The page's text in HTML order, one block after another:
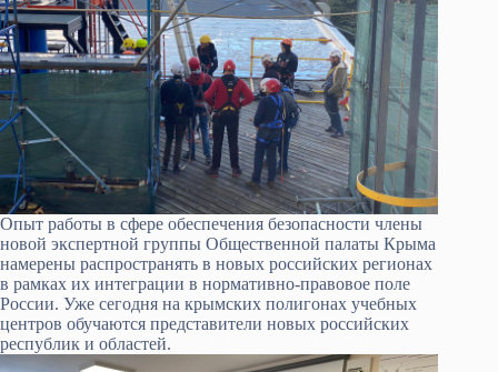
Опыт работы в сфере обеспечения безопасности члены
новой экспертной группы Общественной палаты Крыма
намерены распространять в новых российских регионах
в рамках их интеграции в нормативно-правовое поле
России. Уже сегодня на крымских полигонах учебных
центров обучаются представители новых российских
республик и областей.